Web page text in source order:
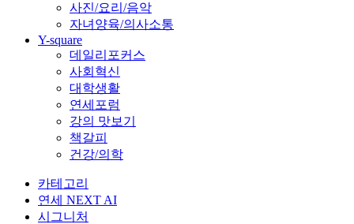
사진/요리/음악
자녀양육/의사소통
Y-square
데일리포커스
사회혁신
대학생활
연세포럼
강의 맛보기
책갈피
건강/의학
카테고리
연세 NEXT AI
시그니처